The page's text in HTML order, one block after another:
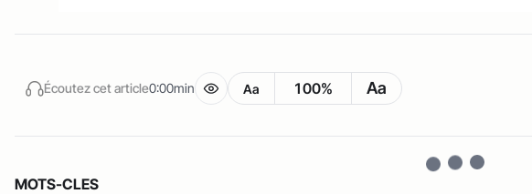
Écoutez cet article0:00min Aa 100% Aa
MOTS-CLES